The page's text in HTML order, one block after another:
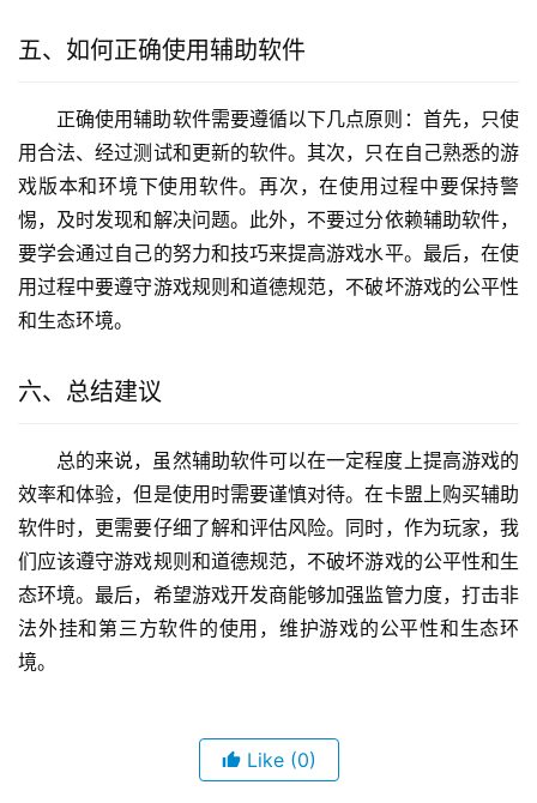
五、如何正确使用辅助软件
正确使用辅助软件需要遵循以下几点原则：首先，只使
用合法、经过测试和更新的软件。其次，只在自己熟悉的游
戏版本和环境下使用软件。再次，在使用过程中要保持警
惕，及时发现和解决问题。此外，不要过分依赖辅助软件，
要学会通过自己的努力和技巧来提高游戏水平。最后，在使
用过程中要遵守游戏规则和道德规范，不破坏游戏的公平性
和生态环境。
六、总结建议
总的来说，虽然辅助软件可以在一定程度上提高游戏的
效率和体验，但是使用时需要谨慎对待。在卡盟上购买辅助
软件时，更需要仔细了解和评估风险。同时，作为玩家，我
们应该遵守游戏规则和道德规范，不破坏游戏的公平性和生
态环境。最后，希望游戏开发商能够加强监管力度，打击非
法外挂和第三方软件的使用，维护游戏的公平性和生态环
境。
Like (0)